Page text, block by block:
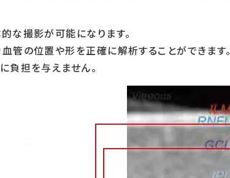
な撮影が可能になります。
管の位置や形を正確に解析することができます。
負担を与えません。